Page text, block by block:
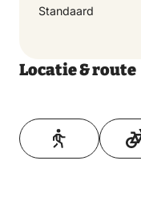
Standaard
Locatie & route